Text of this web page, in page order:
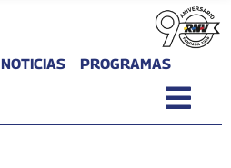
NOTICIAS PROGRAMAS